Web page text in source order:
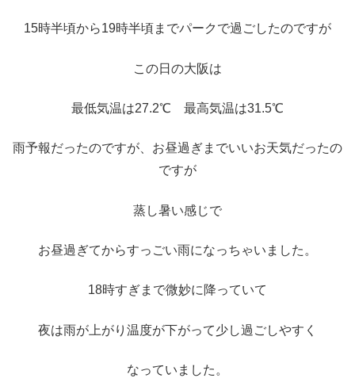
15時半頃から19時半頃までパークで過ごしたのですが
この日の大阪は
最低気温は27.2℃ 最高気温は31.5℃
雨予報だったのですが、お昼過ぎまでいいお天気だったの
ですが
蒸し暑い感じで
お昼過ぎてからすっごい雨になっちゃいました。
18時すぎまで微妙に降っていて
夜は雨が上がり温度が下がって少し過ごしやすく
なっていました。